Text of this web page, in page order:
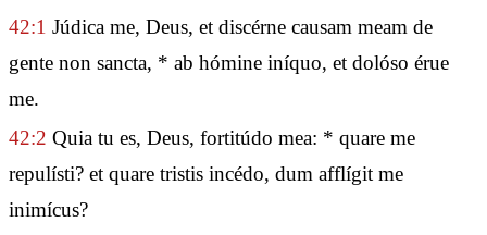
42:1 Júdica me, Deus, et discérne causam meam de
gente non sancta, * ab hómine iníquo, et dolóso érue
me.
42:2 Quia tu es, Deus, fortitúdo mea: * quare me
repulísti? et quare tristis incédo, dum afflígit me
inimícus?